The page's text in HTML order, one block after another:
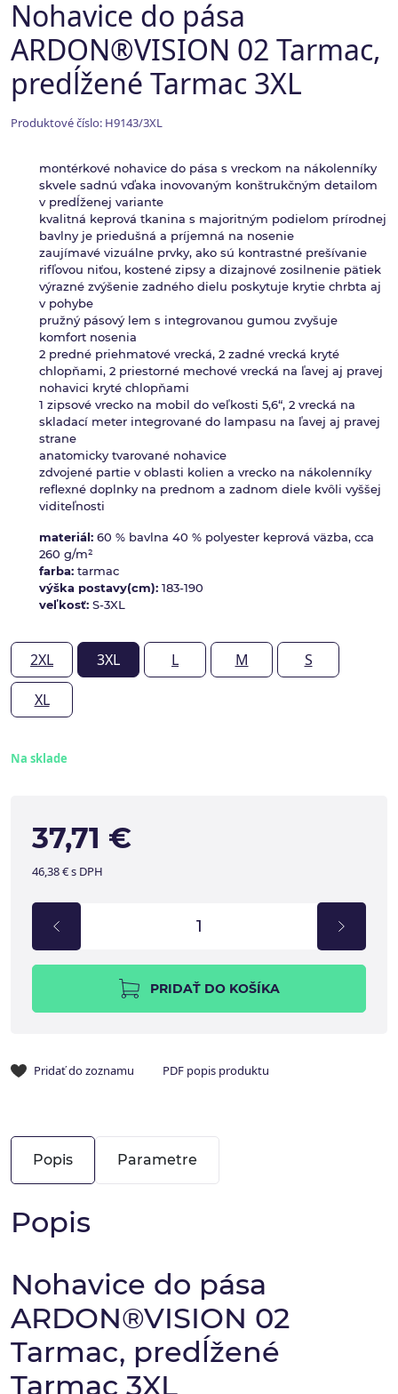
Nohavice do pása
ARDON®VISION 02 Tarmac,
predĺžené Tarmac 3XL
Produktové číslo: H9143/3XL
montérkové nohavice do pása s vreckom na nákolenníky
skvele sadnú vďaka inovovaným konštrukčným detailom
v predĺženej variante
kvalitná keprová tkanina s majoritným podielom prírodnej
bavlny je priedušná a príjemná na nosenie
zaujímavé vizuálne prvky, ako sú kontrastné prešívanie
rifľovou niťou, kostené zipsy a dizajnové zosilnenie pätiek
výrazné zvýšenie zadného dielu poskytuje krytie chrbta aj
v pohybe
pružný pásový lem s integrovanou gumou zvyšuje
komfort nosenia
2 predné priehmatové vrecká, 2 zadné vrecká kryté
chlopňami, 2 priestorné mechové vrecká na ľavej aj pravej
nohavici kryté chlopňami
1 zipsové vrecko na mobil do veľkosti 5,6“, 2 vrecká na
skladací meter integrované do lampasu na ľavej aj pravej
strane
anatomicky tvarované nohavice
zdvojené partie v oblasti kolien a vrecko na nákolenníky
reflexné doplnky na prednom a zadnom diele kvôli vyššej
viditeľnosti
materiál: 60 % bavlna 40 % polyester keprová väzba, cca
260 g/m²
farba: tarmac
výška postavy(cm): 183-190
veľkosť: S-3XL
2XL 3XL L M S
XL
Na sklade
37,71 €
46,38 € s DPH
PRIDAŤ DO KOŠÍKA
Pridať do zoznamu PDF popis produktu
Popis Parametre
Popis
Nohavice do pása
ARDON®VISION 02
Tarmac, predĺžené
Tarmac 3XL